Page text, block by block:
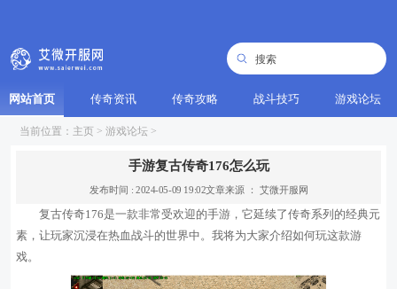
网站首页 传奇资讯 传奇攻略 战斗技巧 游戏论坛
当前位置： 主页 > 游戏论坛 >
手游复古传奇176怎么玩
发布时间 : 2024-05-09 19:02文章来源 ： 艾微开服网
复古传奇176是一款非常受欢迎的手游，它延续了传奇系列的经典元
素，让玩家沉浸在热血战斗的世界中。我将为大家介绍如何玩这款游
戏。